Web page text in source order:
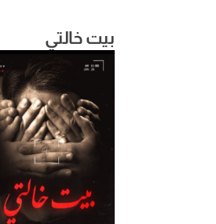
بيت خالتي